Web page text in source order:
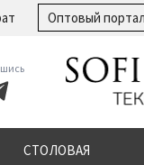
Оптовый портал
СТОЛОВАЯ